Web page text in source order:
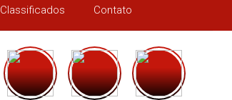
Classificados Contato